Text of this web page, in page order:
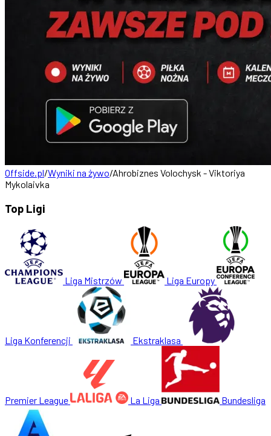
Offside.pl/Wyniki na żywo/Ahrobiznes Volochysk - Viktoriya
Mykolaivka
Top Ligi
Liga Mistrzów Liga Europy
Liga Konferencji Ekstraklasa
Premier League La Liga Bundesliga